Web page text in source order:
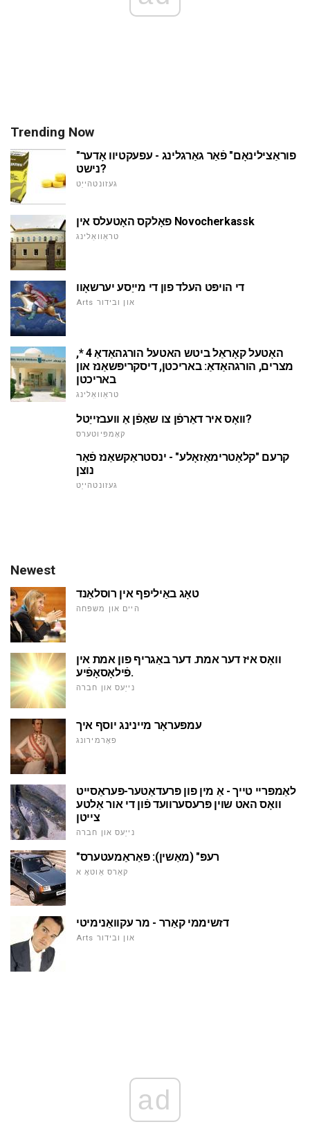
Trending Now
"פוראַצילינאָם" פֿאַר גאַרגלינג - עפעקטיוו אָדער
נישט?
געזונטהייַט
פאָלקס האָטעלס אין Novocherkassk
טראַוואַלינג
די הויפּט העלד פון די מייַסע יערשאָוו
Arts און ובידור
האָטעל קאָראַל ביטש האטעל הורגהאַדאַ 4 *,
מצרים, הורגהאַדאַ: באריכטן, דיסקריפּשאַנז און
באריכטן
טראַוואַלינג
וואָס איר דאַרפֿן צו שאַפֿן אַ וועבזייַטל?
קאָמפּיוטערס
קרעם "קלאָטרימאַזאָלע" - ינסטראַקשאַנז פֿאַר
נוצן
געזונטהייַט
Newest
טאָג באַיליפף אין רוסלאַנד
היים און משפּחה
וואָס איז דער אמת. דער באַגריף פון אמת אין
פֿילאָסאָפֿיע.
נייַעס און חברה
עמפּעראָר מיינינג יוסף איך
פאָרמירונג
לאַמפּריי טייך - אַ מין פון פּרעדאַטער-פּעראַסייט
וואָס האט שוין פּרעסערוועד פֿון די אור אַלטע
צייטן
נייַעס און חברה
"רעפּ" (מאַשין): פּאַראַמעטערס
קאַרס אַוטאָ א
דזשיממי קאַרר - מר עקוואַנימיטי
Arts און ובידור
ad